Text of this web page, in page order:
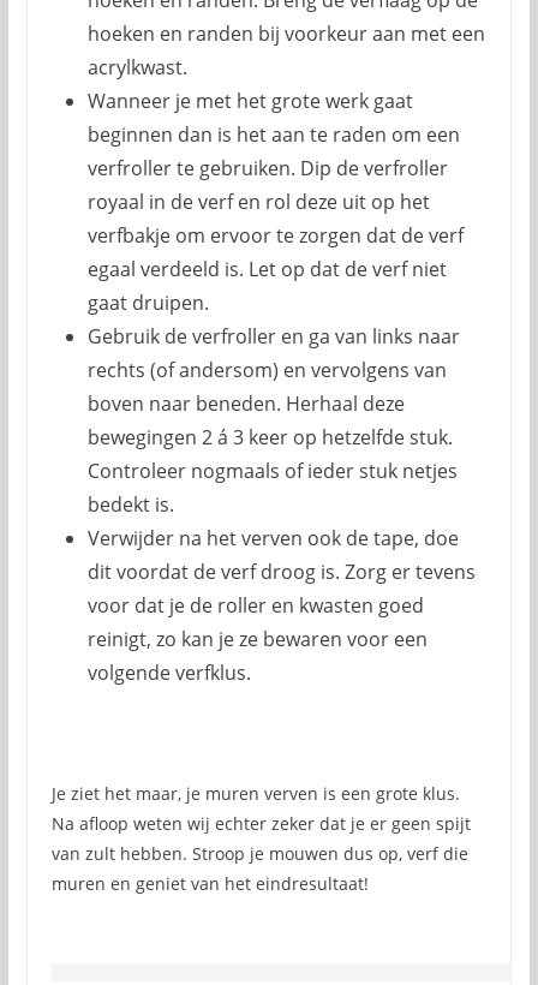
hoeken en randen bij voorkeur aan met een
acrylkwast.
Wanneer je met het grote werk gaat
beginnen dan is het aan te raden om een
verfroller te gebruiken. Dip de verfroller
royaal in de verf en rol deze uit op het
verfbakje om ervoor te zorgen dat de verf
egaal verdeeld is. Let op dat de verf niet
gaat druipen.
Gebruik de verfroller en ga van links naar
rechts (of andersom) en vervolgens van
boven naar beneden. Herhaal deze
bewegingen 2 á 3 keer op hetzelfde stuk.
Controleer nogmaals of ieder stuk netjes
bedekt is.
Verwijder na het verven ook de tape, doe
dit voordat de verf droog is. Zorg er tevens
voor dat je de roller en kwasten goed
reinigt, zo kan je ze bewaren voor een
volgende verfklus.
Je ziet het maar, je muren verven is een grote klus.
Na afloop weten wij echter zeker dat je er geen spijt
van zult hebben. Stroop je mouwen dus op, verf die
muren en geniet van het eindresultaat!